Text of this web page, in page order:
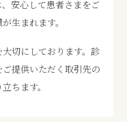
安心して患者さまをご
生まれます。
切にしております。診
提供いただく取引先の
ちます。